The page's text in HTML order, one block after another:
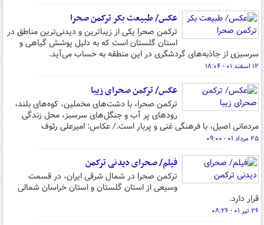
عکس/ طبیعت بکر ترکمن صحرا
ترکمن صحرا یکی از زیباترین و دیدنی‌ترین مناطق در
استان گلستان است که به دلیل پوشش گیاهی و
سرسبزی از جاذبه‌های گردشگری در این منطقه به حساب می‌آید.
۱۲ اسفند ۰۱ - ۱۸:۰۴
عکس/ ترکمن صحرای زیبا
ترکمن صحرا، با دشت‌های مخملین، کوه‌های بلند،
رودهای پر آب و جنگل‌های سرسبز، محل زندگی
مردمانی اصیل، با فرهنگی غنی و پربار است./ عکاس: امیرعلی رئوف
۲۵ مرداد ۰۱ - ۰۹:۰۰
فیلم/ صحرای دیدنی ترکمن
ترکمن صحرا در شمال شرقی ایران، در قسمت
وسیعی از استان گلستان و استان خراسان شمالی
قرار دارد.
۲۶ تیر ۰۱ - ۰۸:۲۶